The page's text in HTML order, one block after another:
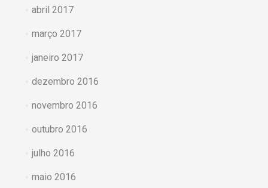
abril 2017
março 2017
janeiro 2017
dezembro 2016
novembro 2016
outubro 2016
julho 2016
maio 2016